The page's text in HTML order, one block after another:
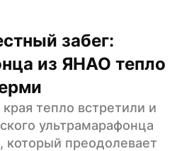
забег:
из ЯНАО тепло
тепло встретили и
ультрамарафонца
который преодолевает